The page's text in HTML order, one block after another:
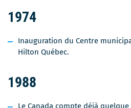
1974
Inauguration du Centre
Hilton Québec.
1988
Le Canada compte déjà